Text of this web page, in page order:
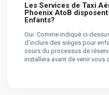
Les Services de Taxi
Phoenix AtoB
Enfants?
Oui. Comme indiqué ci-
d'inclure des sièges pour
cours du processus de
installera avant de venir vous